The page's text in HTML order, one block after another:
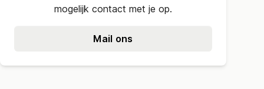
mogelijk contact met je op.
Mail ons